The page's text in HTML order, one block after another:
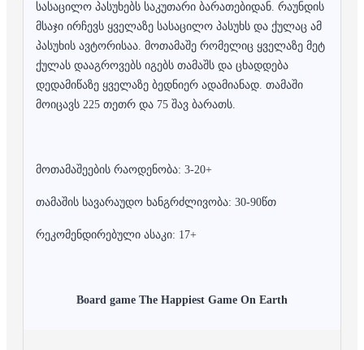
სასაცილო პასუხებს საკუთარი ბარათებიდან. რაუნდის
მსაჯი ირჩევს ყველაზე სასაცილო პასუხს და ქულაც ამ
პასუხის ავტორისაა. მოთამაშე რომელიც ყველაზე მეტ
ქულას დააგროვებს იგებს თამაშს და ცხადდება
დედამიწაზე ყველაზე ბედნიერ ადამიანად. თამაში
მოიცავს 225 თეთრ და 75 შავ ბარათს.
მოთამაშეების რაოდენობა: 3-20+
თამაშის სავარაუდო ხანგრძლივობა: 30-90წთ
რეკომენდირებული ასაკი: 17+
Board game The Happiest Game On Earth